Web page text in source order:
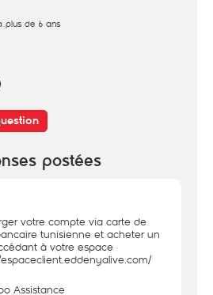
plus de 6 ans
postées
votre compte via carte de
tunisienne et acheter un
à votre espace
Assistance